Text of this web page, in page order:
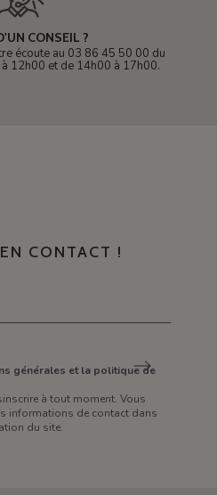
CONSEIL ?
écoute au 03 86 45 50 00 du
12h00 et de 14h00 à 17h00.
CONTACT !
générales et la politique de
à tout moment. Vous
informations de contact dans
du site.